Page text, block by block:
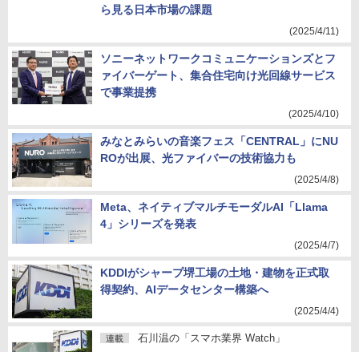
ら見る日本市場の課題
(2025/4/11)
ソニーネットワークコミュニケーションズとフ
ァイバーゲート、集合住宅向け光回線サービス
で事業提携
(2025/4/10)
みなとみらいの音楽フェス「CENTRAL」にNU
ROが出展、光ファイバーの技術協力も
(2025/4/8)
Meta、ネイティブマルチモーダルAI「Llama
4」シリーズを発表
(2025/4/7)
KDDIがシャープ堺工場の土地・建物を正式取
得契約、AIデータセンター構築へ
(2025/4/4)
連載 石川温の「スマホ業界 Watch」